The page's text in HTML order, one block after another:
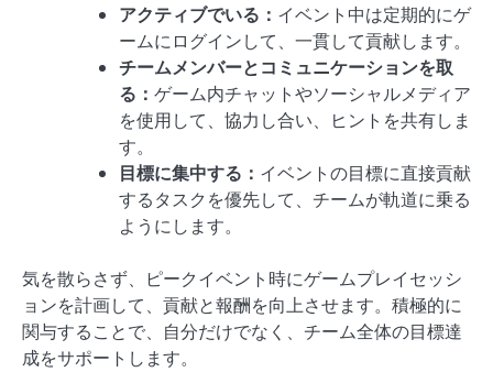
アクティブでいる： イベント中は定期的にゲ
ームにログインして、一貫して貢献します。
チームメンバーとコミュニケーションを取
る： ゲーム内チャットやソーシャルメディア
を使用して、協力し合い、ヒントを共有しま
す。
目標に集中する： イベントの目標に直接貢献
するタスクを優先して、チームが軌道に乗る
ようにします。
気を散らさず、ピークイベント時にゲームプレイセッシ
ョンを計画して、貢献と報酬を向上させます。積極的に
関与することで、自分だけでなく、チーム全体の目標達
成をサポートします。